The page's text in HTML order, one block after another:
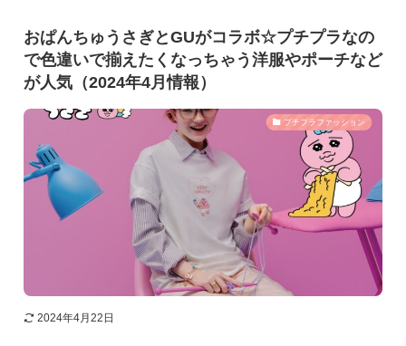
おぱんちゅうさぎとGUがコラボ☆プチプラなの
で色違いで揃えたくなっちゃう洋服やポーチなど
が人気（2024年4月情報）
プチプラファッション
2024年4月22日